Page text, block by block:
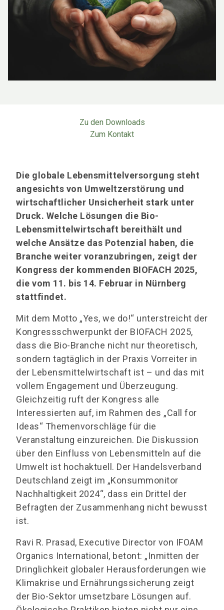
Zu den Downloads
Zum Kontakt
Die globale Lebensmittelversorgung steht
angesichts von Umweltzerstörung und
wirtschaftlicher Unsicherheit stark unter
Druck. Welche Lösungen die Bio-
Lebensmittelwirtschaft bereithält und
welche Ansätze das Potenzial haben, die
Branche weiter voranzubringen, zeigt der
Kongress der kommenden BIOFACH 2025,
die vom 11. bis 14. Februar in Nürnberg
stattfindet.
Mit dem Motto „Yes, we do!“ unterstreicht der
Kongressschwerpunkt der BIOFACH 2025,
dass die Bio-Branche nicht nur theoretisch,
sondern tagtäglich in der Praxis Vorreiter in
der Lebensmittelwirtschaft ist – und das mit
vollem Engagement und Überzeugung.
Gleichzeitig ruft der Kongress alle
Interessierten auf, im Rahmen des „Call for
Ideas“ Themenvorschläge für die
Veranstaltung einzureichen. Die Diskussion
über den Einfluss von Lebensmitteln auf die
Umwelt ist hochaktuell. Der Handelsverband
Deutschland zeigt im „Konsummonitor
Nachhaltigkeit 2024“, dass ein Drittel der
Befragten der Zusammenhang nicht bewusst
ist.
Ravi R. Prasad, Executive Director von IFOAM
Organics International, betont: „Inmitten der
Dringlichkeit globaler Herausforderungen wie
Klimakrise und Ernährungssicherung zeigt
der Bio-Sektor umsetzbare Lösungen auf.